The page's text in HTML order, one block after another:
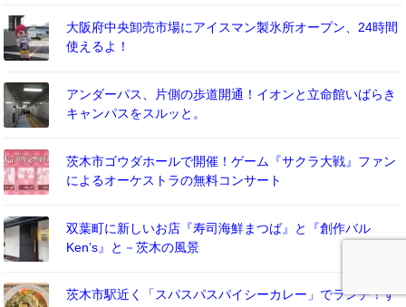
大阪府中央卸売市場にアイスマン製氷所オープン、24時間
使えるよ！
アンダーパス、片側の歩道開通！イオンと立命館いばらき
キャンパスをスルッと。
茨木市ゴウダホールで開催！ゲーム『サクラ大戦』ファン
によるオーケストラの無料コンサート
双葉町に新しいお店『寿司海鮮まつば』と『創作バル
Ken’s』と－茨木の風景
茨木市駅近く「スパスパスパイシーカレー」でランチ！す